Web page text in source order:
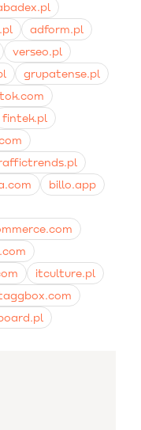
adform.pl
verseo.pl
grupatense.pl
fintek.pl
billo.app
itculture.pl